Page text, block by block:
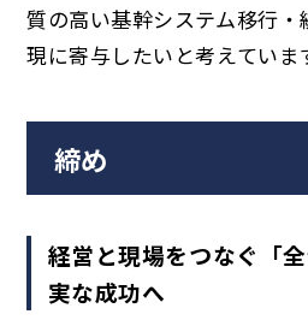
質の高い基幹システム移行
現に寄与したいと考えていま
締め
経営と現場をつなぐ「
実な成功へ